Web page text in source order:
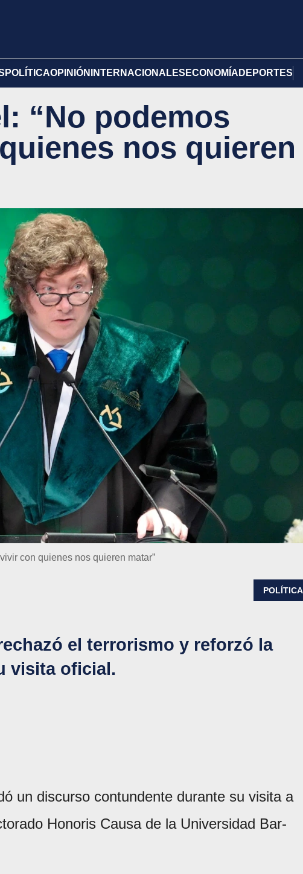
POLÍTICAOPINIÓN INTERNACIONALES ECONOMÍA DEPORTES
“No podemos
nos quieren
con quienes nos quieren matar”
POLÍTICA
el terrorismo y reforzó la
visita oficial.
un discurso contundente durante su visita a
Honoris Causa de la Universidad Bar-